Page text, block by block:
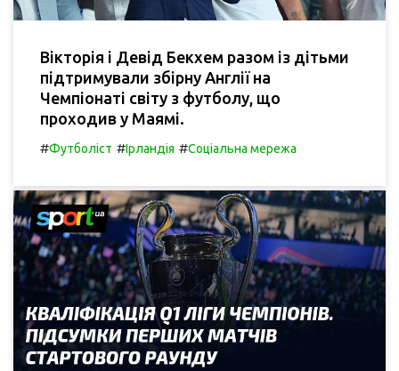
Вікторія і Девід Бекхем разом із дітьми
підтримували збірну Англії на
Чемпіонаті світу з футболу, що
проходив у Маямі.
#Футболіст #Ірландія #Соціальна мережа